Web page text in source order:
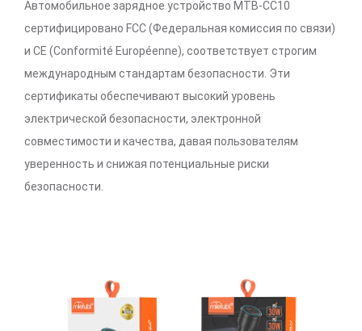
Автомобильное зарядное устройство MTB-CC10
сертифицировано FCC (Федеральная комиссия по связи)
и CE (Conformité Européenne), соответствует строгим
международным стандартам безопасности. Эти
сертификаты обеспечивают высокий уровень
электрической безопасности, электронной
совместимости и качества, давая пользователям
уверенность и снижая потенциальные риски
безопасности.